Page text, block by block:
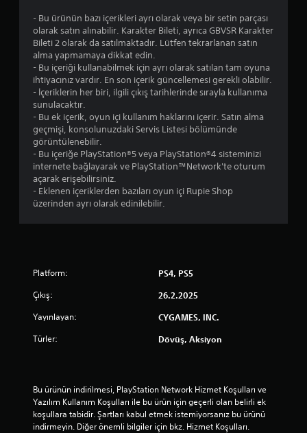
- Bu ürünün bazı içerikleri ayrı olarak veya bir setin parçası
olarak satın alınabilir. Karakter Bileti, ayrıca GBVSR Karakter
Bileti 2 olarak da satılmaktadır. Lütfen tekrarlanan satın
alma yapmamaya dikkat edin.
- Bu içeriği kullanabilmek için ayrı olarak satılan tam oyuna
ihtiyacınız vardır. En son içerik güncellemesi gerekli olabilir.
- İçeriklerin her biri, ilgili çıkış tarihlerinde sırayla kullanıma
sunulacaktır.
- Bu ek içerik, oyun içi kullanım haklarını içerir. Satın alma
geçmişi, konsolunuzdaki Servis Listesi bölümünde
görüntülenebilir.
- Bu içeriğe PlayStation®5 veya PlayStation®4 sisteminizi
internete bağlayarak ve PlayStation™Network'te oturum
açarak erişebilirsiniz.
- Eklenen içeriklerden bazıları oyun içi Rupie Shop
üzerinden ayrı olarak edinilebilir.
Platform: PS4, PS5
Çıkış: 26.2.2025
Yayınlayan: CYGAMES, INC.
Türler: Dövüş, Aksiyon
Bu ürünün indirilmesi, PlayStation Network Hizmet Koşulları ve
Yazılım Kullanım Koşulları ile bu ürün için geçerli olan belirli ek
koşullara tabidir. Şartları kabul etmek istemiyorsanız bu ürünü
indirmeyin. Diğer önemli bilgiler için bkz. Hizmet Koşulları.